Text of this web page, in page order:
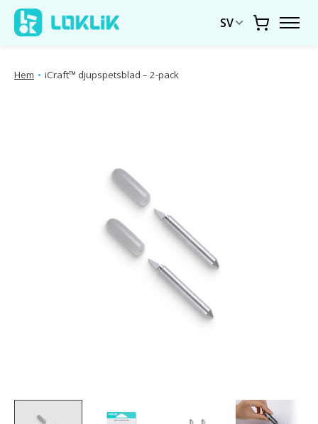
SV Vagn
Hem • iCraft™ djupspetsblad – 2-pack